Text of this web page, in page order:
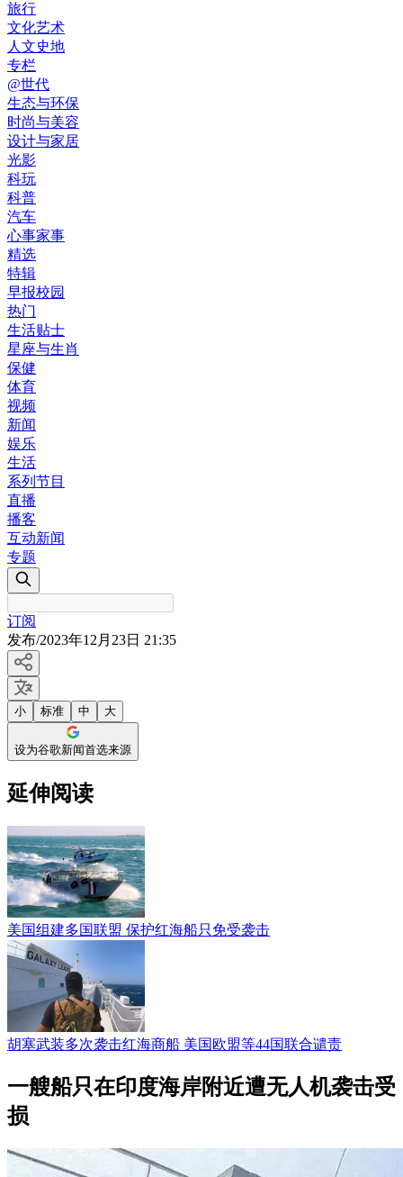
旅行
文化艺术
人文史地
专栏
@世代
生态与环保
时尚与美容
设计与家居
光影
科玩
科普
汽车
心事家事
精选
特辑
早报校园
热门
生活贴士
星座与生肖
保健
体育
视频
新闻
娱乐
生活
系列节目
直播
播客
互动新闻
专题
订阅
发布/2023年12月23日 21:35
小 标准 中 大
设为谷歌新闻首选来源
延伸阅读
美国组建多国联盟 保护红海船只免受袭击
胡塞武装多次袭击红海商船 美国欧盟等44国联合谴责
一艘船只在印度海岸附近遭无人机袭击受
损